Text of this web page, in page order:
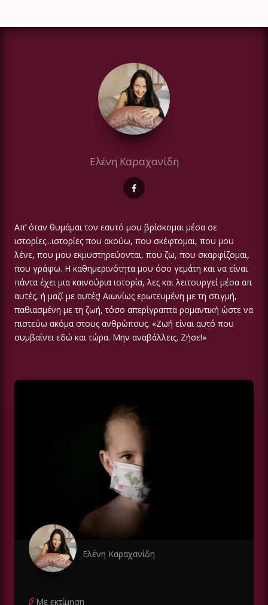
Ελένη Καραχανίδη
Απ’ όταν θυμάμαι τον εαυτό μου βρίσκομαι μέσα σε
ιστορίες...ιστορίες που ακούω, που σκέφτομαι, που μου
λένε, που μου εκμυστηρεύονται, που ζω, που σκαρφίζομαι,
που γράφω. Η καθημερινότητα μου όσο γεμάτη και να είναι
πάντα έχει μια καινούρια ιστορία, λες και λειτουργεί μέσα απ
αυτές, ή μαζί με αυτές! Αιωνίως ερωτευμένη με τη στιγμή,
παθιασμένη με τη ζωή, τόσο απερίγραπτα ρομαντική ώστε να
πιστεύω ακόμα στους ανθρώπους. «Ζωή είναι αυτό που
συμβαίνει εδώ και τώρα. Μην αναβάλλεις. Ζήσε!»
Ελένη Καραχανίδη
Με εκτίμηση